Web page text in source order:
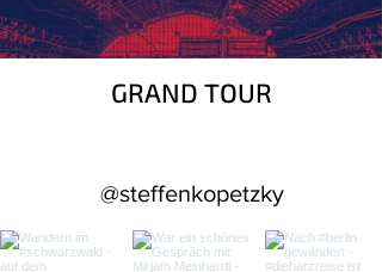
GRAND TOUR
@steffenkopetzky